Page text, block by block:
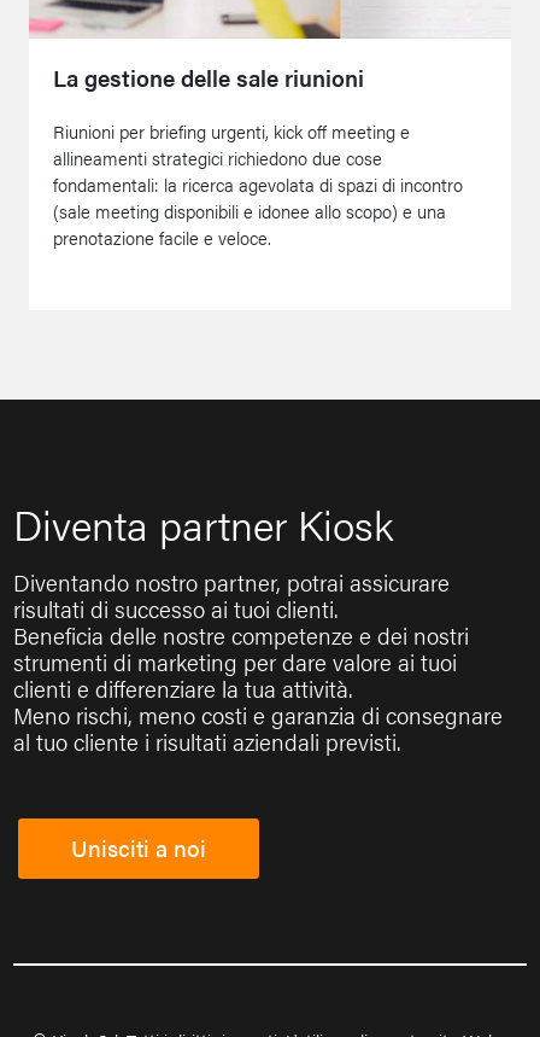
La gestione delle sale riunioni
Riunioni per briefing urgenti, kick off meeting e
allineamenti strategici richiedono due cose
fondamentali: la ricerca agevolata di spazi di incontro
(sale meeting disponibili e idonee allo scopo) e una
prenotazione facile e veloce.
Diventa partner Kiosk
Diventando nostro partner, potrai assicurare
risultati di successo ai tuoi clienti.
Beneficia delle nostre competenze e dei nostri
strumenti di marketing per dare valore ai tuoi
clienti e differenziare la tua attività.
Meno rischi, meno costi e garanzia di consegnare
al tuo cliente i risultati aziendali previsti.
Unisciti a noi